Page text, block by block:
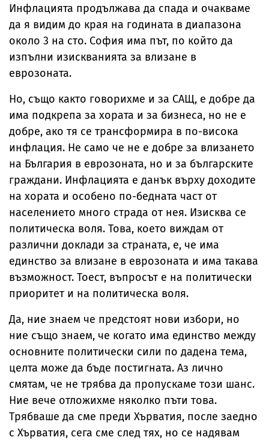
Инфлацията продължава да спада и очакваме
да я видим до края на годината в диапазона
около 3 на сто. София има път, по който да
изпълни изискванията за влизане в
еврозоната.
Но, също както говорихме и за САЩ, е добре да
има подкрепа за хората и за бизнеса, но не е
добре, ако тя се трансформира в по-висока
инфлация. Не само че не е добре за влизането
на България в еврозоната, но и за българските
граждани. Инфлацията е данък върху доходите
на хората и особено по-бедната част от
населението много страда от нея. Изисква се
политическа воля. Това, което виждам от
различни доклади за страната, е, че има
единство за влизане в еврозоната и има такава
възможност. Тоест, въпросът е на политически
приоритет и на политическа воля.
Да, ние знаем че предстоят нови избори, но
ние също знаем, че когато има единство между
основните политически сили по дадена тема,
целта може да бъде постигната. Аз лично
смятам, че не трябва да пропускаме този шанс.
Ние вече отложихме няколко пъти това.
Трябваше да сме преди Хърватия, после заедно
с Хърватия, сега сме след тях, но се надявам